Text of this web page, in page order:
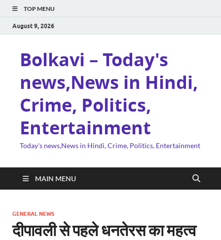
TOP MENU
August 9, 2026
Bolkavi – Today's
news,News in Hindi,
Crime, Politics,
Entertainment
Today's news,News in Hindi, Crime, Politics, Entertainment
MAIN MENU
GENERAL NEWS
दीपावली से पहले धनतेरस का महत्व